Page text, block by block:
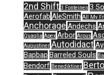
2nd Shift 3 Fonteinen 3
Aerofab AleSmith All My
Anchorage Andechs
Quaglia Apex Arbor Arpus
Augustiner Autodidact
Bapbap Barreled Souls
Bendorf Benediktiner Berto